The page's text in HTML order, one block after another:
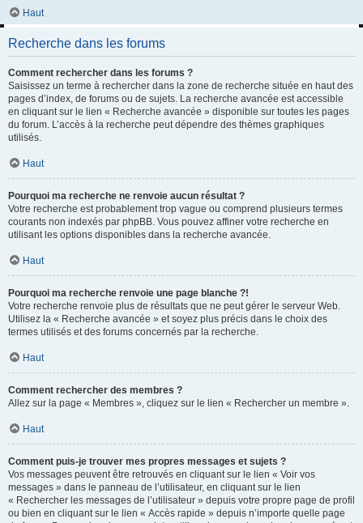
Haut
Recherche dans les forums
Comment rechercher dans les forums ?
Saisissez un terme à rechercher dans la zone de recherche située en haut des
pages d’index, de forums ou de sujets. La recherche avancée est accessible
en cliquant sur le lien « Recherche avancée » disponible sur toutes les pages
du forum. L’accès à la recherche peut dépendre des thèmes graphiques
utilisés.
Haut
Pourquoi ma recherche ne renvoie aucun résultat ?
Votre recherche est probablement trop vague ou comprend plusieurs termes
courants non indexés par phpBB. Vous pouvez affiner votre recherche en
utilisant les options disponibles dans la recherche avancée.
Haut
Pourquoi ma recherche renvoie une page blanche ?!
Votre recherche renvoie plus de résultats que ne peut gérer le serveur Web.
Utilisez la « Recherche avancée » et soyez plus précis dans le choix des
termes utilisés et des forums concernés par la recherche.
Haut
Comment rechercher des membres ?
Allez sur la page « Membres », cliquez sur le lien « Rechercher un membre ».
Haut
Comment puis-je trouver mes propres messages et sujets ?
Vos messages peuvent être retrouvés en cliquant sur le lien « Voir vos
messages » dans le panneau de l’utilisateur, en cliquant sur le lien
« Rechercher les messages de l’utilisateur » depuis votre propre page de profil
ou bien en cliquant sur le lien « Accès rapide » depuis n’importe quelle page